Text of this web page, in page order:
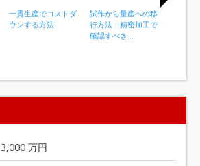
一貫生産でコストダ
ウンする方法
試作から量産への移
行方法｜精密加工で
確認すべき...
3,000 万円